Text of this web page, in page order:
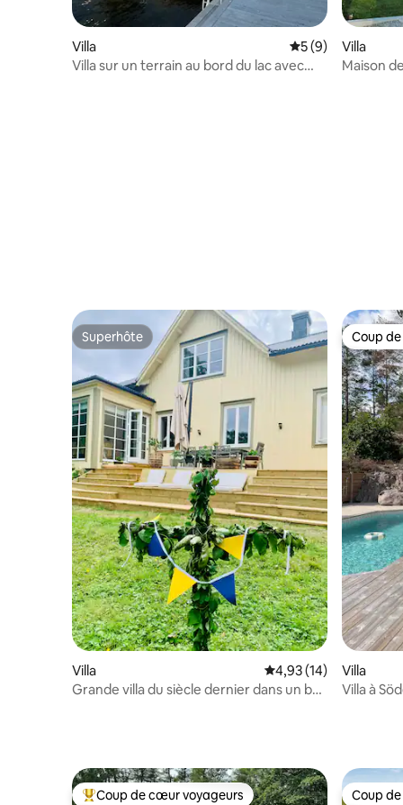
Villa Évaluation
5 (9)
Villa sur un terrain au bord du lac avec
Villa
Maison
Superhôte
Superhôte
Villa Évaluation moyenne
4,93 (14)
Grande villa du siècle dernier dans un bel
Coup
Coup
Villa
Villa à
Coup de cœur voyageurs Coup